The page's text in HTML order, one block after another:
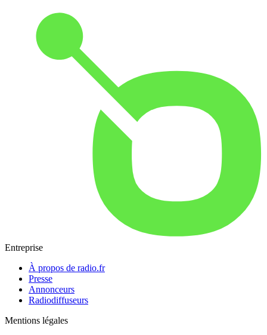
Entreprise
À propos de radio.fr
Presse
Annonceurs
Radiodiffuseurs
Mentions légales